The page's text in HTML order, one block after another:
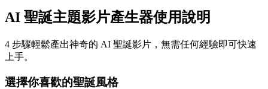
AI 聖誕主題影片產生器使用說明
4 步驟輕鬆產出神奇的 AI 聖誕影片，無需任何經驗即可快速
上手。
選擇你喜歡的聖誕風格